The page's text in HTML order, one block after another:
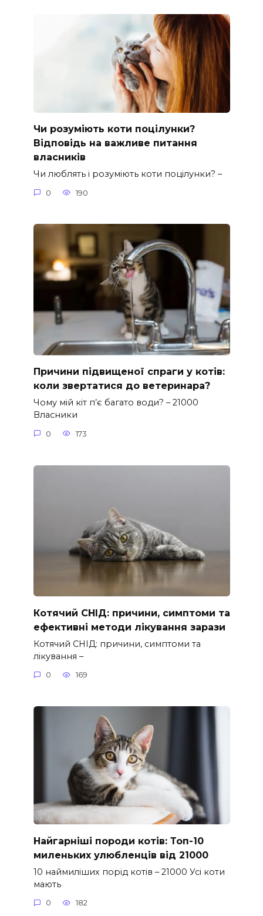
Чи розуміють коти поцілунки?
Відповідь на важливе питання
власників
Чи люблять і розуміють коти поцілунки? –
0 190
Причини підвищеної спраги у котів:
коли звертатися до ветеринара?
Чому мій кіт п’є багато води? – 21000
Власники
0 173
Котячий СНІД: причини, симптоми та
ефективні методи лікування зарази
Котячий СНІД: причини, симптоми та
лікування –
0 169
Найгарніші породи котів: Топ-10
миленьких улюбленців від 21000
10 наймиліших порід котів – 21000 Усі коти
мають
0 182